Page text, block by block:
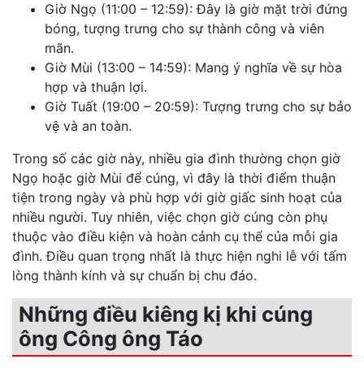
Giờ Ngọ (11:00 – 12:59): Đây là giờ mặt trời đứng
bóng, tượng trưng cho sự thành công và viên
mãn.
Giờ Mùi (13:00 – 14:59): Mang ý nghĩa về sự hòa
hợp và thuận lợi.
Giờ Tuất (19:00 – 20:59): Tượng trưng cho sự bảo
vệ và an toàn.
Trong số các giờ này, nhiều gia đình thường chọn giờ
Ngọ hoặc giờ Mùi để cúng, vì đây là thời điểm thuận
tiện trong ngày và phù hợp với giờ giấc sinh hoạt của
nhiều người. Tuy nhiên, việc chọn giờ cúng còn phụ
thuộc vào điều kiện và hoàn cảnh cụ thể của mỗi gia
đình. Điều quan trọng nhất là thực hiện nghi lễ với tấm
lòng thành kính và sự chuẩn bị chu đáo.
Những điều kiêng kị khi cúng
ông Công ông Táo